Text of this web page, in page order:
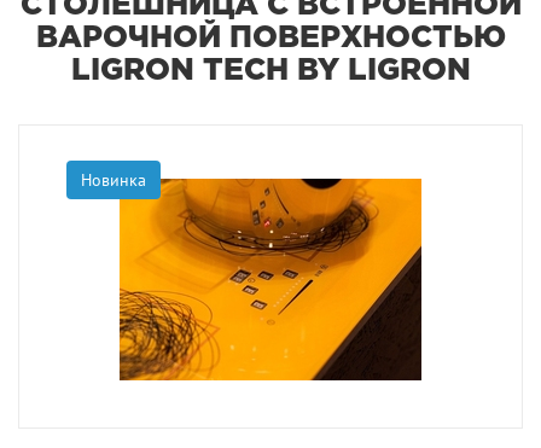
СТОЛЕШНИЦА С ВСТРОЕННОЙ
ВАРОЧНОЙ ПОВЕРХНОСТЬЮ
LIGRON TECH BY LIGRON
Новинка